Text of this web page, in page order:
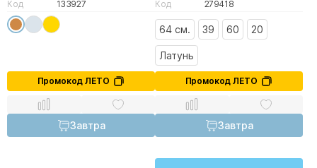
Код
133927
Промокод ЛЕТО
Завтра
Код
279418
64 см. 39 60 20
Латунь
Промокод ЛЕТО
Завтра